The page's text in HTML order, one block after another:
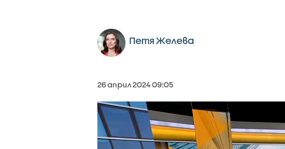
Петя Желева
26 април 2024 09:05